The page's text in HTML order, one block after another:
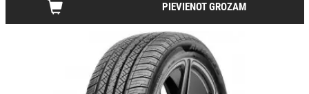
PIEVIENOT GROZAM